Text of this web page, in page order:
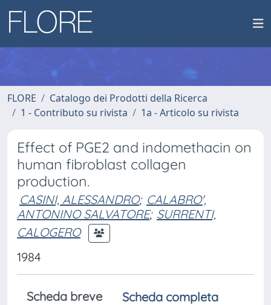
FLORE
Catalogo dei Prodotti della Ricerca
1 - Contributo su rivista
1a - Articolo su rivista
Effect of PGE2 and indomethacin on
human fibroblast collagen
production.
CASINI, ALESSANDRO; CALABRO',
ANTONINO SALVATORE; SURRENTI,
CALOGERO
1984
Scheda breve
Scheda completa